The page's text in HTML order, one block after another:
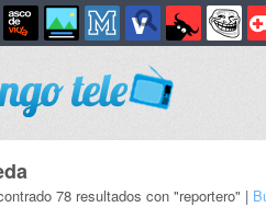
78 resultados con "reportero" |